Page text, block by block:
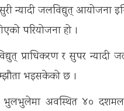
न्यादी जलविद्युत् आयोजना
परियोजना हो ।
प्राधिकरण र सुपर न्यादी
भइसकेको छ ।
अवस्थित ४० दशमलव